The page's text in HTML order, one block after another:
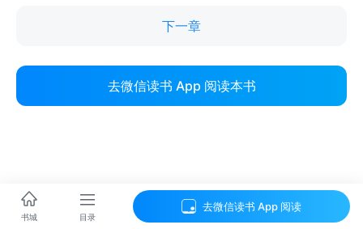
下一章
去微信读书 App 阅读本书
书城 目录
去微信读书 App 阅读